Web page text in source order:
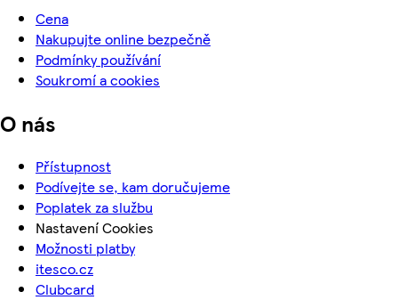
Cena
Nakupujte online bezpečně
Podmínky používání
Soukromí a cookies
O nás
Přístupnost
Podívejte se, kam doručujeme
Poplatek za službu
Nastavení Cookies
Možnosti platby
itesco.cz
Clubcard